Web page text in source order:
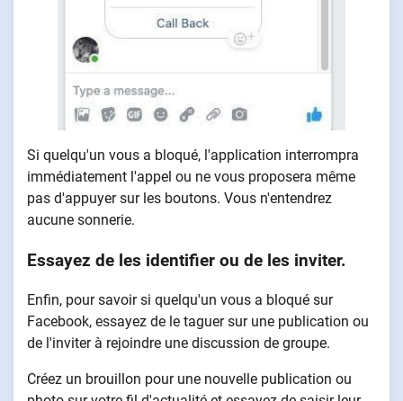
Si quelqu'un vous a bloqué, l'application interrompra
immédiatement l'appel ou ne vous proposera même
pas d'appuyer sur les boutons. Vous n'entendrez
aucune sonnerie.
Essayez de les identifier ou de les inviter.
Enfin, pour savoir si quelqu'un vous a bloqué sur
Facebook, essayez de le taguer sur une publication ou
de l'inviter à rejoindre une discussion de groupe.
Créez un brouillon pour une nouvelle publication ou